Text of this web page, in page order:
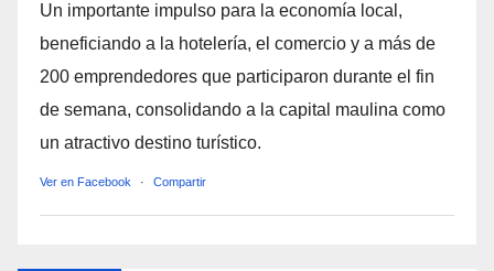
Un importante impulso para la economía local,
beneficiando a la hotelería, el comercio y a más de
200 emprendedores que participaron durante el fin
de semana, consolidando a la capital maulina como
un atractivo destino turístico.
Ver en Facebook · Compartir